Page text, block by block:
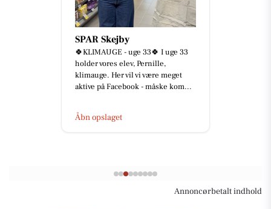
SPAR Skejby
🍀KLIMAUGE - uge 33🍀 I uge 33
holder vores elev, Pernille,
klimauge. Her vil vi være meget
aktive på Facebook - måske kom...
Åbn opslaget
Annoncørbetalt indhold